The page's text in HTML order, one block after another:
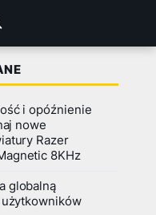
i opóźnienie
nowe
Razer
8KHz
globalną